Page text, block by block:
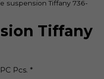
suspension Tiffany 736-
Tiffany
Pcs. *